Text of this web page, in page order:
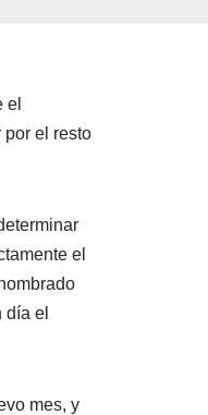
el
el resto
el
el
mes, y